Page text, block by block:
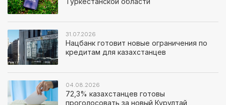
31.07.2026
Нацбанк готовит новые ограничения по
кредитам для казахстанцев
04.08.2026
72,3% казахстанцев готовы
проголосовать за новый Курултай